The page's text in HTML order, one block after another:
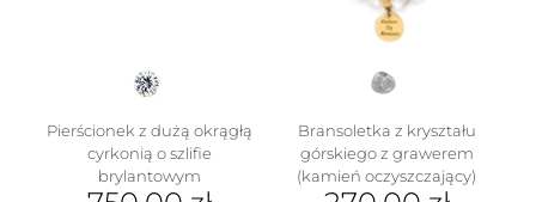
Pierścionek z dużą okrągłą
cyrkonią o szlifie
brylantowym
Bransoletka z kryształu
górskiego z grawerem
(kamień oczyszczający)